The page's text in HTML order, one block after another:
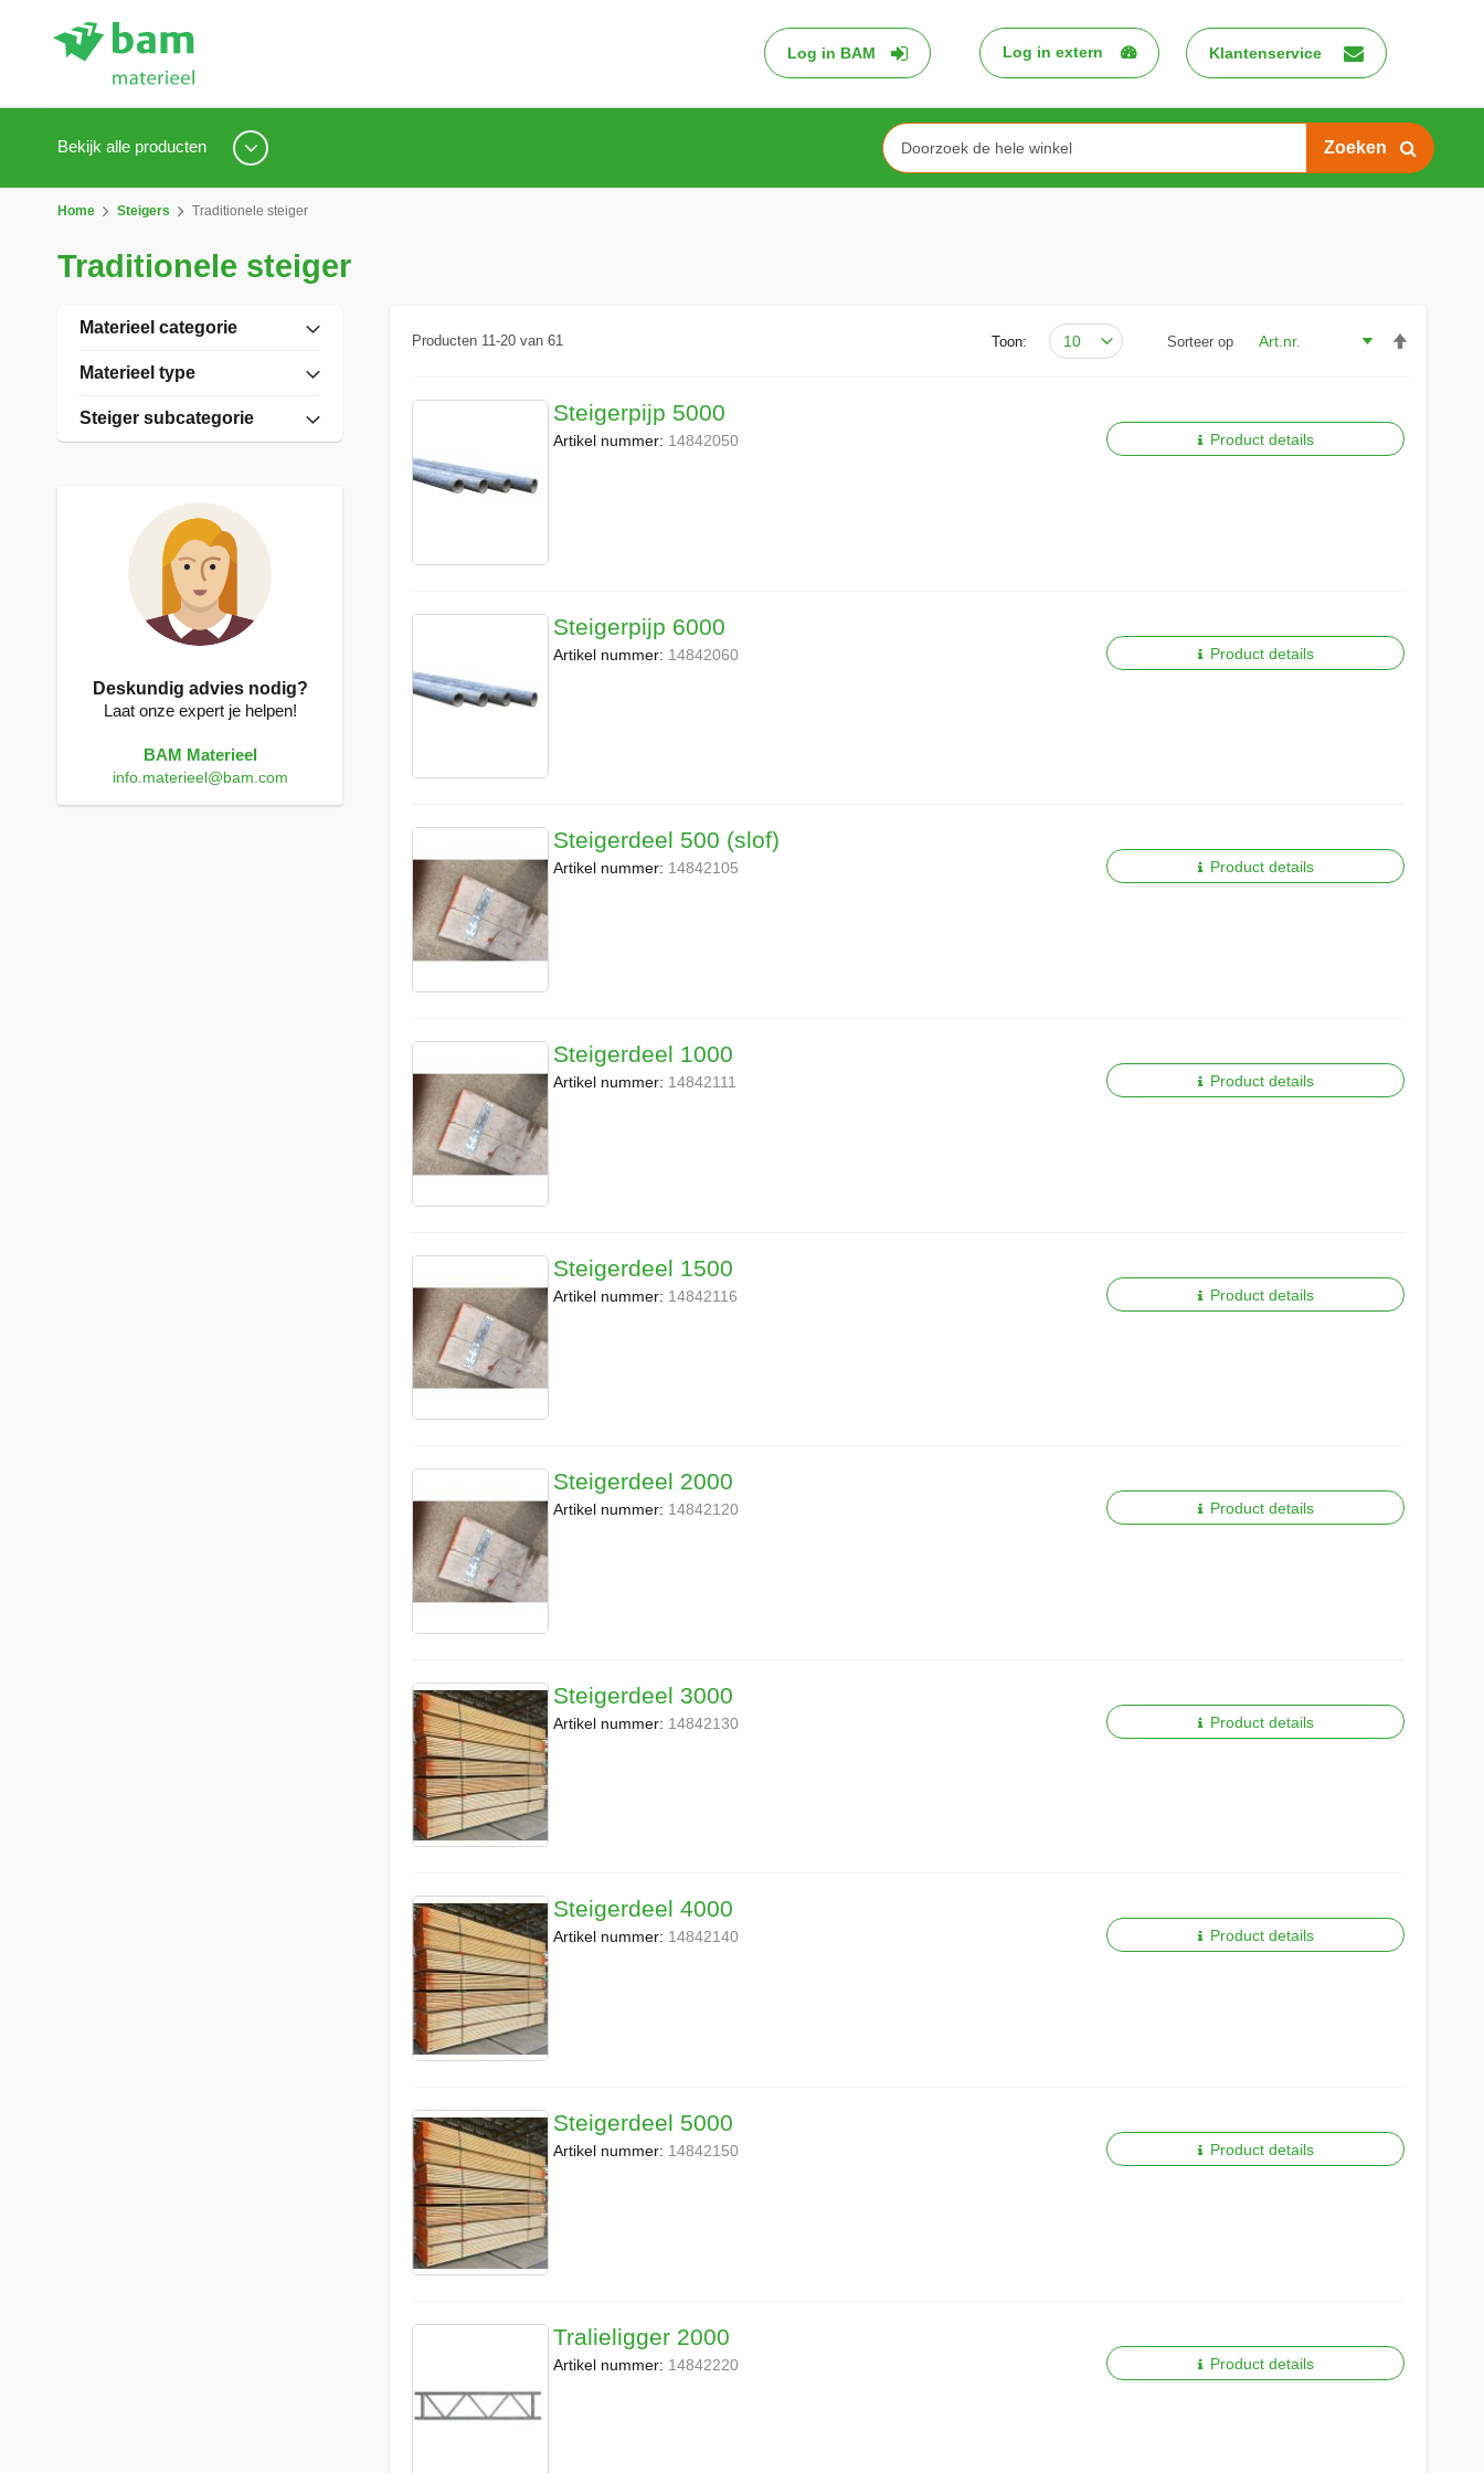
Log in BAM Log in extern Klantenservice
Bekijk alle producten
Search
Search
Home Steigers Traditionele steiger
Traditionele steiger
Producten 11-20 van61 Sorteer op
Toon:
Steigerpijp 5000
Artikel nummer: 14842050 Product details
Steigerpijp 6000
Artikel nummer: 14842060 Product details
Steigerdeel 500 (slof)
Artikel nummer: 14842105 Product details
Steigerdeel 1000
Artikel nummer: 14842111 Product details
Steigerdeel 1500
Artikel nummer: 14842116 Product details
Steigerdeel 2000
Artikel nummer: 14842120 Product details
Steigerdeel 3000
Artikel nummer: 14842130 Product details
Steigerdeel 4000
Artikel nummer: 14842140 Product details
Steigerdeel 5000
Artikel nummer: 14842150 Product details
Tralieligger 2000
Artikel nummer: 14842220 Product details
Materieel categorie
Materieel type
Steiger subcategorie
Deskundig advies nodig?
Laat onze expert je helpen!
BAM Materieel
info.materieel@bam.com